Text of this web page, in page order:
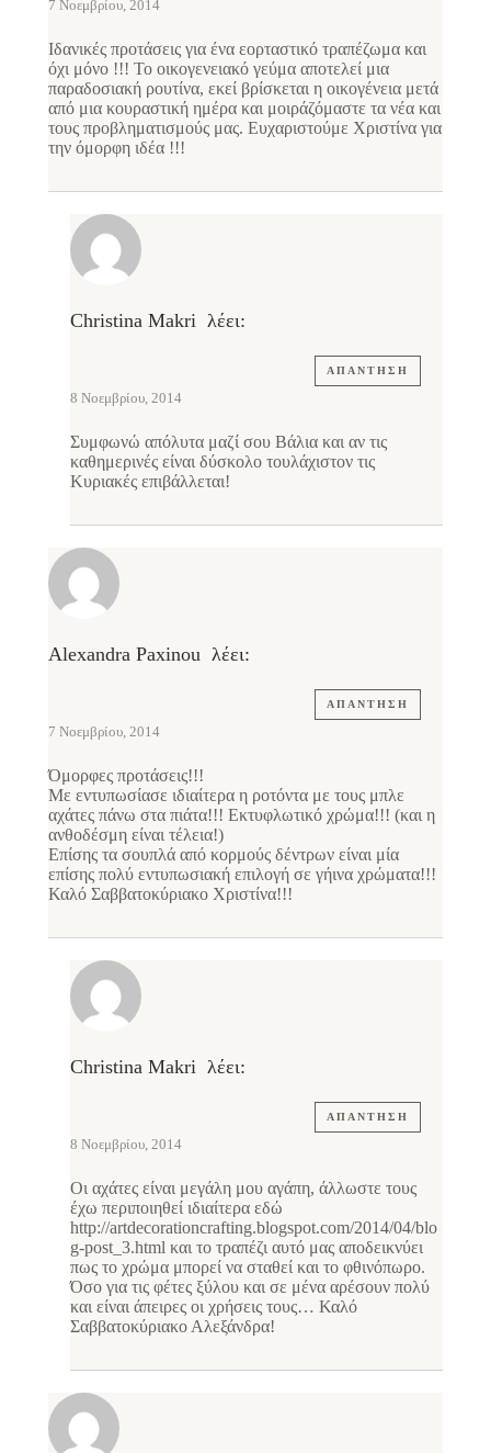
7 Νοεμβρίου, 2014
Ιδανικές προτάσεις για ένα εορταστικό τραπέζωμα και
όχι μόνο !!! Το οικογενειακό γεύμα αποτελεί μια
παραδοσιακή ρουτίνα, εκεί βρίσκεται η οικογένεια μετά
από μια κουραστική ημέρα και μοιράζόμαστε τα νέα και
τους προβληματισμούς μας. Ευχαριστούμε Χριστίνα για
την όμορφη ιδέα !!!
Christina Makri λέει:
ΑΠΆΝΤΗΣΗ
8 Νοεμβρίου, 2014
Συμφωνώ απόλυτα μαζί σου Βάλια και αν τις
καθημερινές είναι δύσκολο τουλάχιστον τις
Κυριακές επιβάλλεται!
Alexandra Paxinou λέει:
ΑΠΆΝΤΗΣΗ
7 Νοεμβρίου, 2014
Όμορφες προτάσεις!!!
Με εντυπωσίασε ιδιαίτερα η ροτόντα με τους μπλε
αχάτες πάνω στα πιάτα!!! Εκτυφλωτικό χρώμα!!! (και η
ανθοδέσμη είναι τέλεια!)
Επίσης τα σουπλά από κορμούς δέντρων είναι μία
επίσης πολύ εντυπωσιακή επιλογή σε γήινα χρώματα!!!
Καλό Σαββατοκύριακο Χριστίνα!!!
Christina Makri λέει:
ΑΠΆΝΤΗΣΗ
8 Νοεμβρίου, 2014
Οι αχάτες είναι μεγάλη μου αγάπη, άλλωστε τους
έχω περιποιηθεί ιδιαίτερα εδώ
http://artdecorationcrafting.blogspot.com/2014/04/blo
g-post_3.html και το τραπέζι αυτό μας αποδεικνύει
πως το χρώμα μπορεί να σταθεί και το φθινόπωρο.
Όσο για τις φέτες ξύλου και σε μένα αρέσουν πολύ
και είναι άπειρες οι χρήσεις τους… Καλό
Σαββατοκύριακο Αλεξάνδρα!